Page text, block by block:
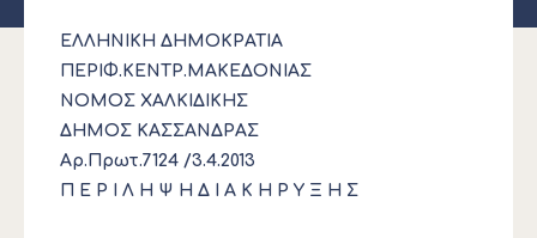
ΕΛΛΗΝΙΚΗ ΔΗΜΟΚΡΑΤΙΑ
ΠΕΡΙΦ.ΚΕΝΤΡ.ΜΑΚΕΔΟΝΙΑΣ
ΝΟΜΟΣ ΧΑΛΚΙΔΙΚΗΣ
ΔΗΜΟΣ ΚΑΣΣΑΝΔΡΑΣ
Αρ.Πρωτ.7124 /3.4.2013
Π Ε Ρ Ι Λ Η Ψ Η Δ Ι Α Κ Η Ρ Υ Ξ Η Σ